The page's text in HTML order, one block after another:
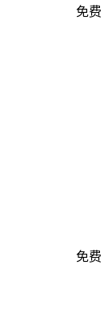
免费
免费